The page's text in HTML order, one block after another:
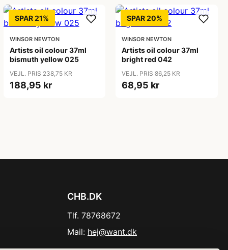
SPAR 21%
WINSOR NEWTON
Artists oil colour 37ml
bismuth yellow 025
VEJL. PRIS 238,75 KR
188,95 kr
SPAR 20%
WINSOR NEWTON
Artists oil colour 37ml
bright red 042
VEJL. PRIS 86,25 KR
68,95 kr
CHB.DK
Tlf. 78768672
Mail: hej@want.dk